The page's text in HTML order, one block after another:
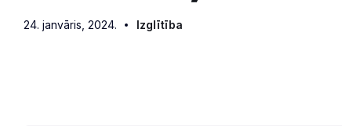
24. janvāris, 2024. Izglītība